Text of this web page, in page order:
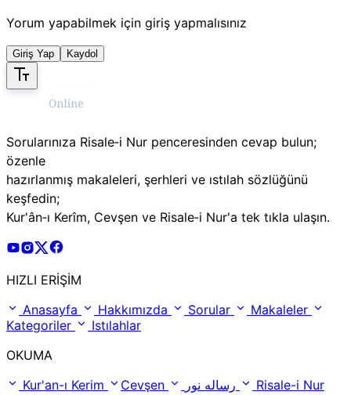
Yorum yapabilmek için giriş yapmalısınız
Giriş Yap Kaydol
Sorularınıza Risale‑i Nur penceresinden cevap bulun;
özenle
hazırlanmış makaleleri, şerhleri ve ıstılah sözlüğünü
keşfedin;
Kur'ân‑ı Kerîm, Cevşen ve Risale‑i Nur'a tek tıkla ulaşın.
Risale Online Youtube Hesabı
Risale Online Instagram Hesabı
Risale Online X Hesabı
HIZLI ERİŞİM
Anasayfa
Hakkımızda Sorular
Makaleler
Kategoriler
Istılahlar
OKUMA
Kur'an-ı Kerim
Cevşen Risale-i Nur